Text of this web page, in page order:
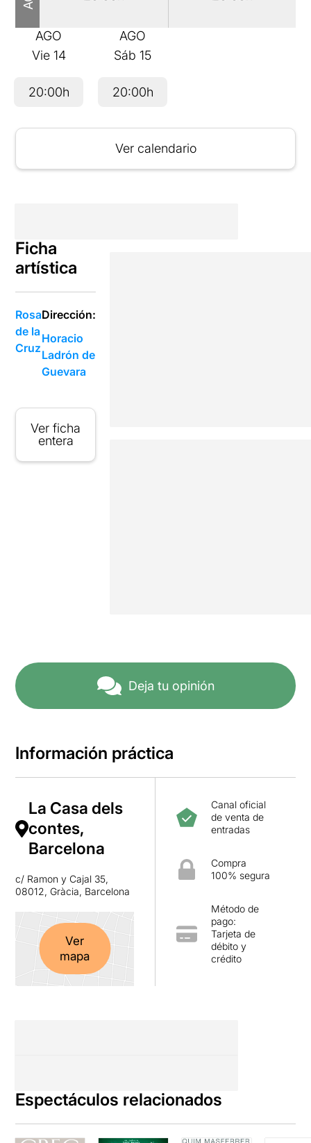
AGO
Vie 14
20:00h
AGO
Sáb15
20:00h
Ver calendario
Ficha
artística
Rosa
de la
Cruz
Dirección:
Horacio
Ladrón de
Guevara
Ver ficha
entera
Deja tu opinión
Información práctica
La Casa dels
contes,
Barcelona
c/ Ramon y Cajal 35,
08012, Gràcia, Barcelona
Ver
mapa
Canal oficial
de venta de
entradas
Compra
100% segura
Método de
pago:
Tarjeta de
débito y
crédito
Espectáculos relacionados